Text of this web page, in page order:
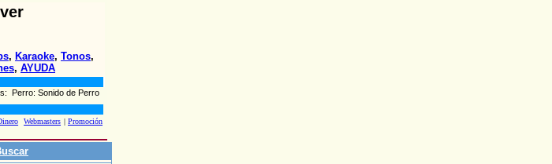
, Karaoke, Tonos,
, AYUDA
Perro: Sonido de Perro
Webmasters |Promoción